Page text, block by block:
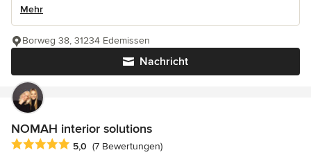
Mehr
Nachricht
Borweg 38, 31234 Edemissen
NOMAH interior solutions
Durchschnittliche Bewertung: 5 von 5 Sternen
5,0 (7 Bewertungen)